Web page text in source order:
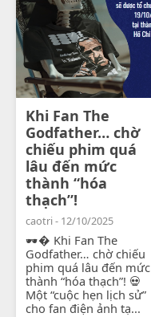
Khi Fan The
Godfather… chờ
chiếu phim quá
lâu đến mức
thành “hóa
thạch”!
caotri - 12/10/2025
🕶� Khi Fan The
Godfather… chờ chiếu
phim quá lâu đến mức
thành “hóa thạch”! 💀
Một “cuộc hẹn lịch sử”
cho fan điện ảnh tạ...